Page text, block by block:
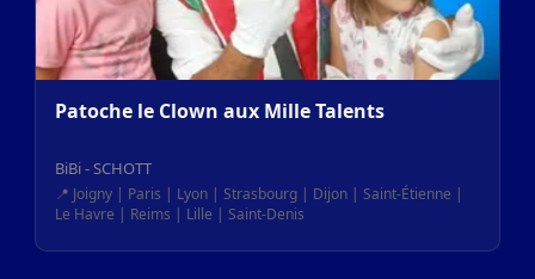
Patoche le Clown aux Mille Talents
BiBi - SCHOTT
📍 Joigny | Paris | Lyon | Strasbourg | Dijon | Saint-Étienne |
Le Havre | Reims | Lille | Saint-Denis